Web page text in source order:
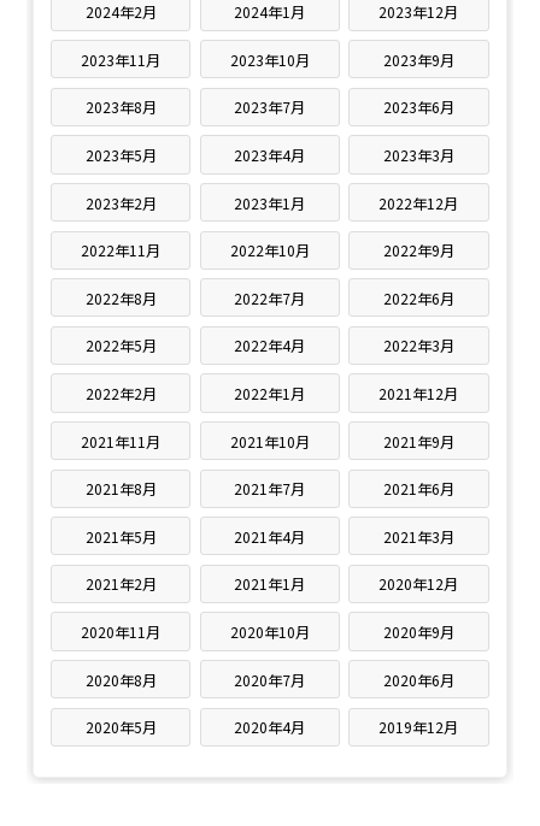
2024年2月 2024年1月 2023年12月
2023年11月 2023年10月 2023年9月
2023年8月 2023年7月 2023年6月
2023年5月 2023年4月 2023年3月
2023年2月 2023年1月 2022年12月
2022年11月 2022年10月 2022年9月
2022年8月 2022年7月 2022年6月
2022年5月 2022年4月 2022年3月
2022年2月 2022年1月 2021年12月
2021年11月 2021年10月 2021年9月
2021年8月 2021年7月 2021年6月
2021年5月 2021年4月 2021年3月
2021年2月 2021年1月 2020年12月
2020年11月 2020年10月 2020年9月
2020年8月 2020年7月 2020年6月
2020年5月 2020年4月 2019年12月